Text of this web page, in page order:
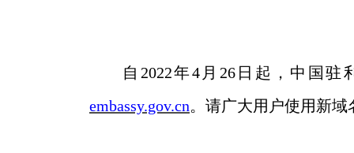
自 2022年4月26日起，中国驻
embassy.gov.cn。 请广大用户使用新域